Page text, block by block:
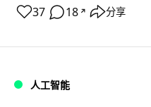
37 18 ↗ 分享
人工智能